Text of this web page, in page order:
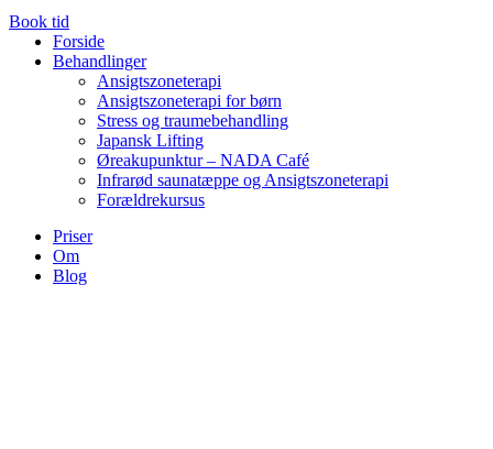
Book tid
Forside
Behandlinger
Ansigtszoneterapi
Ansigtszoneterapi for børn
Stress og traumebehandling
Japansk Lifting
Øreakupunktur – NADA Café
Infrarød saunatæppe og Ansigtszoneterapi
Forældrekursus
Priser
Om
Blog